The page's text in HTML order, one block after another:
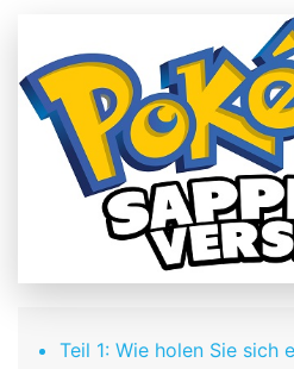
Teil 1: Wie holen Sie sich